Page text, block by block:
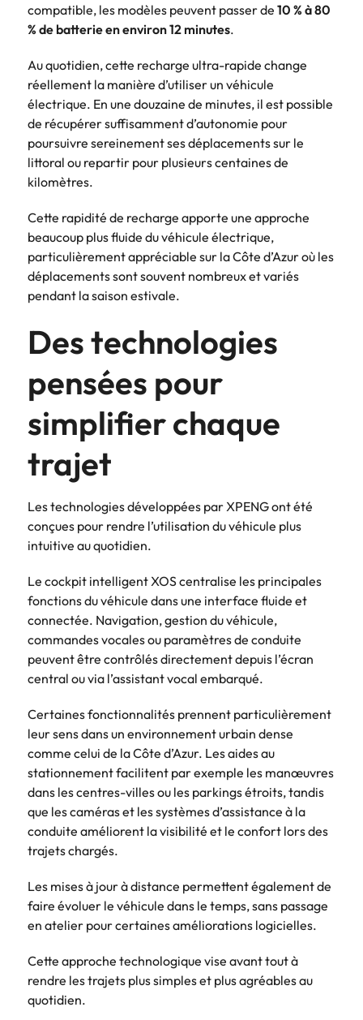
compatible, les modèles peuvent passer de 10 % à 80
% de batterie en environ 12 minutes.
Au quotidien, cette recharge ultra-rapide change
réellement la manière d’utiliser un véhicule
électrique. En une douzaine de minutes, il est possible
de récupérer suffisamment d’autonomie pour
poursuivre sereinement ses déplacements sur le
littoral ou repartir pour plusieurs centaines de
kilomètres.
Cette rapidité de recharge apporte une approche
beaucoup plus fluide du véhicule électrique,
particulièrement appréciable sur la Côte d’Azur où les
déplacements sont souvent nombreux et variés
pendant la saison estivale.
Des technologies
pensées pour
simplifier chaque
trajet
Les technologies développées par XPENG ont été
conçues pour rendre l’utilisation du véhicule plus
intuitive au quotidien.
Le cockpit intelligent XOS centralise les principales
fonctions du véhicule dans une interface fluide et
connectée. Navigation, gestion du véhicule,
commandes vocales ou paramètres de conduite
peuvent être contrôlés directement depuis l’écran
central ou via l’assistant vocal embarqué.
Certaines fonctionnalités prennent particulièrement
leur sens dans un environnement urbain dense
comme celui de la Côte d’Azur. Les aides au
stationnement facilitent par exemple les manœuvres
dans les centres-villes ou les parkings étroits, tandis
que les caméras et les systèmes d’assistance à la
conduite améliorent la visibilité et le confort lors des
trajets chargés.
Les mises à jour à distance permettent également de
faire évoluer le véhicule dans le temps, sans passage
en atelier pour certaines améliorations logicielles.
Cette approche technologique vise avant tout à
rendre les trajets plus simples et plus agréables au
quotidien.